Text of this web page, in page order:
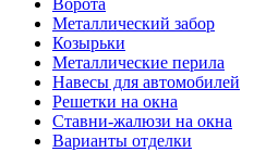
Ворота
Металлический забор
Козырьки
Металлические перила
Навесы для автомобилей
Решетки на окна
Ставни-жалюзи на окна
Варианты отделки